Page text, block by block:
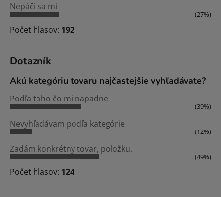
Nepáči sa mi
(27%)
Počet hlasov: 192
Dotazník
Akú kategóriu tovaru najčastejšie vyhľadávate?
Podľa toho čo mi napadne
(39%)
Nevyhľadávam podľa kategórie
(12%)
Zadám konkrétny tovar, položku.
(49%)
Počet hlasov: 124